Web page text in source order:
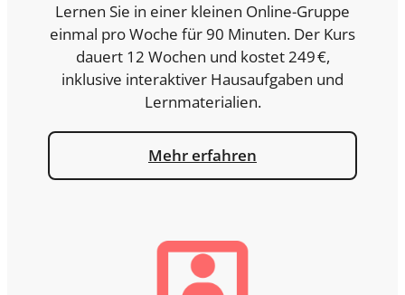
Lernen Sie in einer kleinen Online-Gruppe
einmal pro Woche für 90 Minuten. Der Kurs
dauert 12 Wochen und kostet 249 €,
inklusive interaktiver Hausaufgaben und
Lernmaterialien.
Mehr erfahren